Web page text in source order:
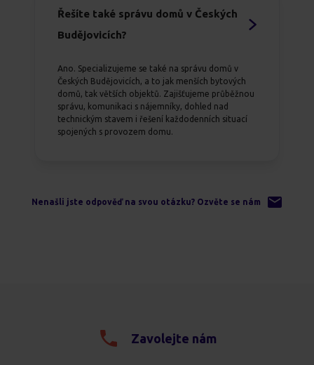
Řešíte také správu domů v Českých
Budějovicích?
Ano. Specializujeme se také na správu domů v
Českých Budějovicích, a to jak menších bytových
domů, tak větších objektů. Zajišťujeme průběžnou
správu, komunikaci s nájemníky, dohled nad
technickým stavem i řešení každodenních situací
spojených s provozem domu.
Nenašli jste odpověď na svou otázku? Ozvěte se nám
Zavolejte nám